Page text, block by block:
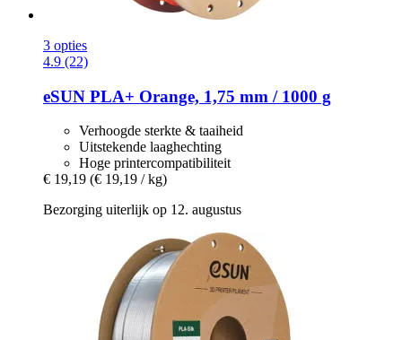
3 opties
4.9 (22)
eSUN PLA+ Orange, 1,75 mm / 1000 g
Verhoogde sterkte & taaiheid
Uitstekende laaghechting
Hoge printercompatibiliteit
€ 19,19 (€ 19,19 / kg)
Bezorging uiterlijk op 12. augustus